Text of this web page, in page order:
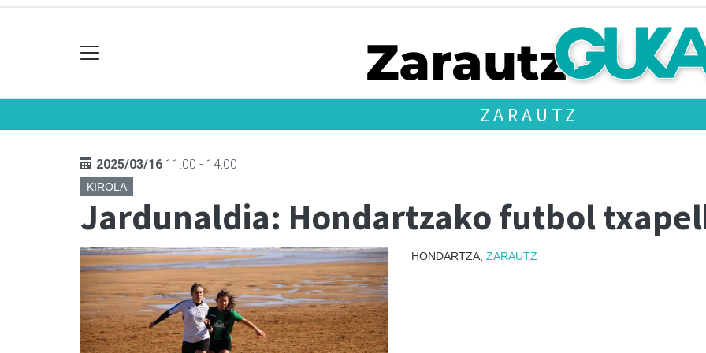
ZARAUTZ
2025/03/16 11:00 - 14:00
KIROLA
Jardunaldia: Hondartzako futbol
HONDARTZA, ZARAUTZ